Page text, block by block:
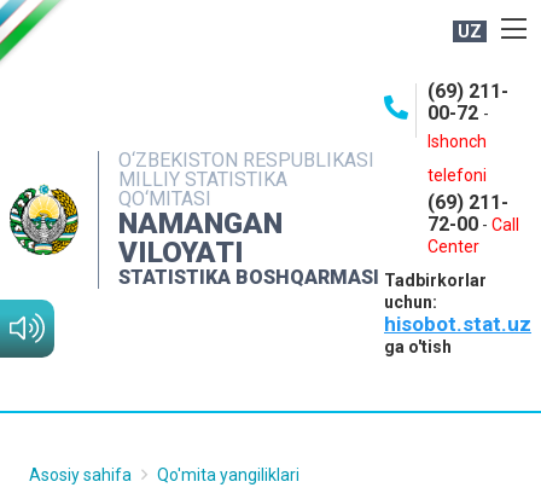
UZ
O‘ZBEKISTON RESPUBLIKASI
MILLIY STATISTIKA
QO‘MITASI
NAMANGAN
VILOYATI
STATISTIKA BOSHQARMASI
(69) 211-
00-72 -
Ishonch
telefoni
(69) 211-
72-00 - Call
Center
Tadbirkorlar
uchun:
hisobot.stat.uz
ga o'tish
NASHRLAR
INTERAKTIV XIZMATLAR
MATBUOT XIZMATI
MUROJAATLAR
Asosiy sahifa Qo'mita yangiliklari